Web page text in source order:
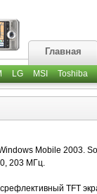
Главная
LG MSI Toshiba
Mobile 2003.
203 МГц.
TFT